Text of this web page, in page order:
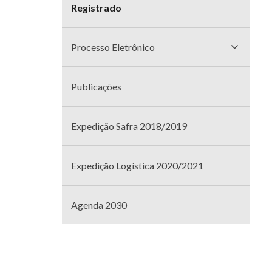
divisões
Registrado
Processo Eletrônico
Publicações
Expedição Safra 2018/2019
Expedição Logística 2020/2021
Agenda 2030